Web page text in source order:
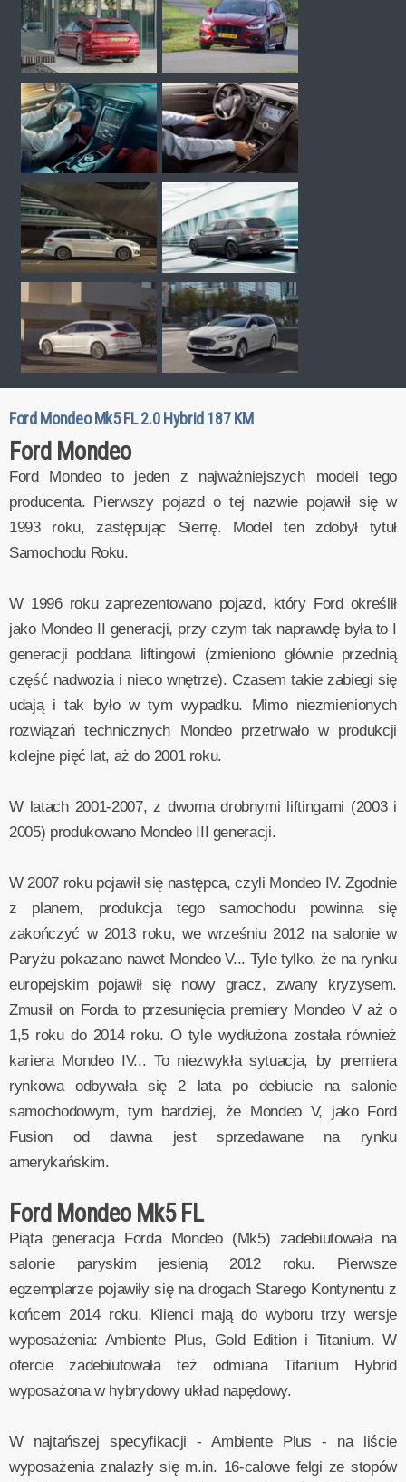
Ford Mondeo Mk5 FL 2.0 Hybrid 187 KM
Ford Mondeo
Ford Mondeo to jeden z najważniejszych modeli tego
producenta. Pierwszy pojazd o tej nazwie pojawił się w
1993 roku, zastępując Sierrę. Model ten zdobył tytuł
Samochodu Roku.
W 1996 roku zaprezentowano pojazd, który Ford określił
jako Mondeo II generacji, przy czym tak naprawdę była to I
generacji poddana liftingowi (zmieniono głównie przednią
część nadwozia i nieco wnętrze). Czasem takie zabiegi się
udają i tak było w tym wypadku. Mimo niezmienionych
rozwiązań technicznych Mondeo przetrwało w produkcji
kolejne pięć lat, aż do 2001 roku.
W latach 2001-2007, z dwoma drobnymi liftingami (2003 i
2005) produkowano Mondeo III generacji.
W 2007 roku pojawił się następca, czyli Mondeo IV. Zgodnie
z planem, produkcja tego samochodu powinna się
zakończyć w 2013 roku, we wrześniu 2012 na salonie w
Paryżu pokazano nawet Mondeo V... Tyle tylko, że na rynku
europejskim pojawił się nowy gracz, zwany kryzysem.
Zmusił on Forda to przesunięcia premiery Mondeo V aż o
1,5 roku do 2014 roku. O tyle wydłużona została również
kariera Mondeo IV... To niezwykła sytuacja, by premiera
rynkowa odbywała się 2 lata po debiucie na salonie
samochodowym, tym bardziej, że Mondeo V, jako Ford
Fusion od dawna jest sprzedawane na rynku
amerykańskim.
Ford Mondeo Mk5 FL
Piąta generacja Forda Mondeo (Mk5) zadebiutowała na
salonie paryskim jesienią 2012 roku. Pierwsze
egzemplarze pojawiły się na drogach Starego Kontynentu z
końcem 2014 roku. Klienci mają do wyboru trzy wersje
wyposażenia: Ambiente Plus, Gold Edition i Titanium. W
ofercie zadebiutowała też odmiana Titanium Hybrid
wyposażona w hybrydowy układ napędowy.
W najtańszej specyfikacji - Ambiente Plus - na liście
wyposażenia znalazły się m.in. 16-calowe felgi ze stopów